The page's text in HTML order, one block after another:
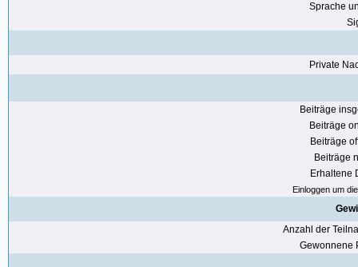
Sprache
Private
Beiträge
Beiträge
Beiträge
Beiträge
Erhaltene
Einloggen um
Anzahl der
Gewonnene